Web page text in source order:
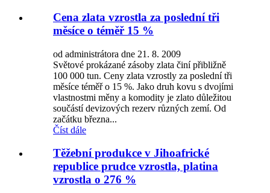
Cena zlata vzrostla za poslední tři
měsíce o téměř 15 %
od administrátora dne 21. 8. 2009
Světové prokázané zásoby zlata činí přibližně
100 000 tun. Ceny zlata vzrostly za poslední tři
měsíce téměř o 15 %. Jako druh kovu s dvojími
vlastnostmi měny a komodity je zlato důležitou
součástí devizových rezerv různých zemí. Od
začátku března...
Číst dále
Těžební produkce v Jihoafrické
republice prudce vzrostla, platina
vzrostla o 276 %